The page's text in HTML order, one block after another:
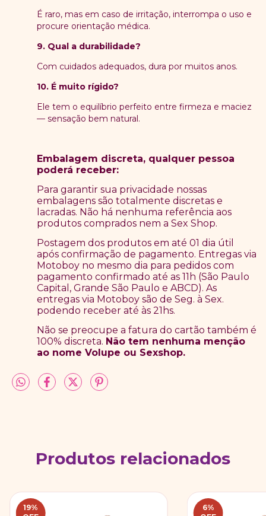
É raro, mas em caso de irritação, interrompa o uso e
procure orientação médica.
9. Qual a durabilidade?
Com cuidados adequados, dura por muitos anos.
10. É muito rígido?
Ele tem o equilíbrio perfeito entre firmeza e maciez
— sensação bem natural.
Embalagem discreta, qualquer pessoa
poderá receber:
Para garantir sua privacidade nossas
embalagens são totalmente discretas e
lacradas. Não há nenhuma referência aos
produtos comprados nem a Sex Shop.
Postagem dos produtos em até 01 dia útil
após confirmação de pagamento. Entregas via
Motoboy no mesmo dia para pedidos com
pagamento confirmado até as 11h (São Paulo
Capital, Grande São Paulo e ABCD). As
entregas via Motoboy são de Seg. à Sex.
podendo receber até às 21hs.
Não se preocupe a fatura do cartão também é
100% discreta. Não tem nenhuma menção
ao nome Volupe ou Sexshop.
Produtos relacionados
19%
6%